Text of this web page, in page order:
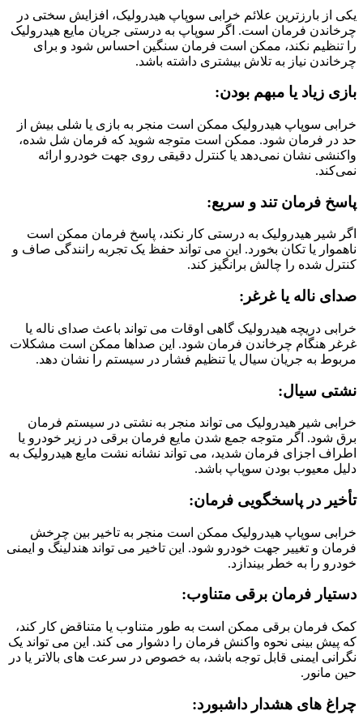
یکی از بارزترین علائم خرابی سوپاپ هیدرولیک، افزایش سختی در
چرخاندن فرمان است. اگر سوپاپ به درستی جریان مایع هیدرولیک
را تنظیم نکند، ممکن است فرمان سنگین احساس شود و برای
چرخاندن نیاز به تلاش بیشتری داشته باشد.
بازی زیاد یا مبهم بودن:
خرابی سوپاپ هیدرولیک ممکن است منجر به بازی یا شلی بیش از
حد در فرمان شود. ممکن است متوجه شوید که فرمان شل شده،
واکنشی نشان نمی‌دهد یا کنترل دقیقی روی جهت خودرو ارائه
نمی‌کند.
پاسخ فرمان تند و سریع:
اگر شیر هیدرولیک به درستی کار نکند، پاسخ فرمان ممکن است
ناهموار یا تکان بخورد. این می تواند حفظ یک تجربه رانندگی صاف و
کنترل شده را چالش برانگیز کند.
صدای ناله یا غرغر:
خرابی دریچه هیدرولیک گاهی اوقات می تواند باعث صدای ناله یا
غرغر هنگام چرخاندن فرمان شود. این صداها ممکن است مشکلات
مربوط به جریان سیال یا تنظیم فشار در سیستم را نشان دهد.
نشتی سیال:
خرابی شیر هیدرولیک می تواند منجر به نشتی در سیستم فرمان
برق شود. اگر متوجه جمع شدن مایع فرمان برقی در زیر خودرو یا
اطراف اجزای فرمان شدید، می تواند نشانه نشت مایع هیدرولیک به
دلیل معیوب بودن سوپاپ باشد.
تأخیر در پاسخگویی فرمان:
خرابی سوپاپ هیدرولیک ممکن است منجر به تاخیر بین چرخش
فرمان و تغییر جهت خودرو شود. این تاخیر می تواند هندلینگ و ایمنی
خودرو را به خطر بیندازد.
دستیار فرمان برقی متناوب:
کمک فرمان برقی ممکن است به طور متناوب یا متناقض کار کند،
که پیش بینی نحوه واکنش فرمان را دشوار می کند. این می تواند یک
نگرانی ایمنی قابل توجه باشد، به خصوص در سرعت های بالاتر یا در
حین مانور.
چراغ های هشدار داشبورد: